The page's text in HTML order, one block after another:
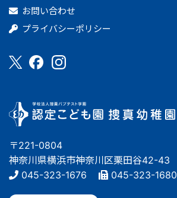
〒221-0804
神奈川県横浜市神奈川区栗田谷42-43
045-323-1676
045-323-1680
お問い合わせ
プライバシーポリシー